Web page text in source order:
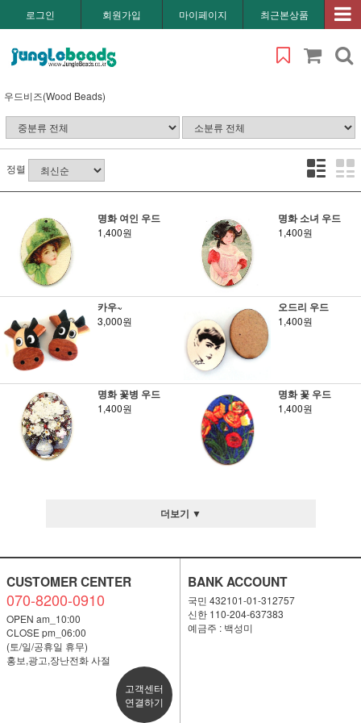
로그인 회원가입 마이페이지 최근본상품
우드비즈(Wood Beads)
정렬
명화 여인 우드
1,400원
명화 소녀 우드
1,400원
카우~
3,000원
오드리 우드
1,400원
명화 꽃병 우드
1,400원
명화 꽃 우드
1,400원
더보기 ▼
CUSTOMER CENTER
070-8200-0910
OPEN am_10:00
CLOSE pm_06:00
(토/일/공휴일 휴무)
홍보,광고,장난전화 사절
고객센터
연결하기
BANK ACCOUNT
국민 432101-01-312757
신한 110-204-637383
예금주 : 백성미